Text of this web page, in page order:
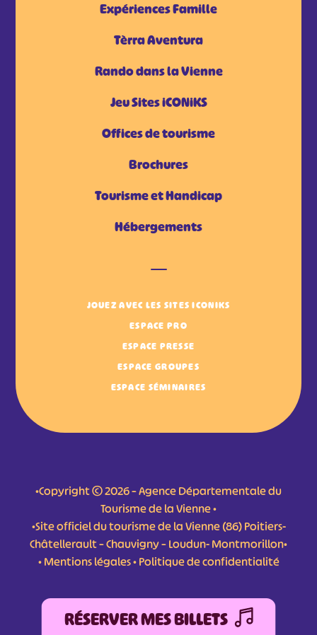
Expériences Famille
Tèrra Aventura
Rando dans la Vienne
Jeu Sites iCONiKS
Offices de tourisme
Brochures
Tourisme et Handicap
Hébergements
JOUEZ AVEC LES SITES ICONIKS
ESPACE PRO
ESPACE PRESSE
ESPACE GROUPES
ESPACE SÉMINAIRES
•Copyright © 2026 – Agence Départementale du
Tourisme de la Vienne •
•Site officiel du tourisme de la Vienne (86) Poitiers-
Châtellerault – Chauvigny – Loudun- Montmorillon•
•Mentions légales•Politique de confidentialité
RÉSERVER MES BILLETS